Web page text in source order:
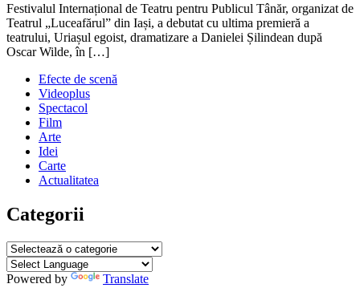
30
noiembrie
20226
decembrie
Festivalul Internațional de Teatru pentru Publicul Tânăr, organizat de
Teatrul „Luceafărul” din Iași, a debutat cu ultima premieră a
teatrului, Uriașul egoist, dramatizare a Danielei Șilindean după
Oscar Wilde, în […]
Efecte de scenă
Videoplus
Spectacol
Film
Arte
Idei
Carte
Actualitatea
Categorii
Categorii
Powered by Translate